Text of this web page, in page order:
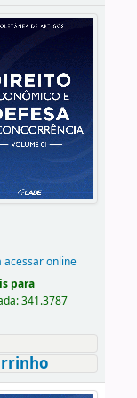
acessar online
para
341.3787